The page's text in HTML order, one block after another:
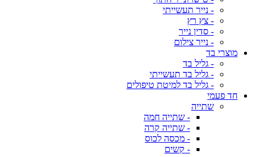
- נייר תעשייתי
- צץ רץ
- סדין נייר
- נייר צילום
מוצרי בד
- גליל בד
- גליל בד תעשייתי
- גליל בד למיטת טיפולים
חד פעמי
שתייה
- שתייה חמה
- שתייה קרה
- מכסה לכוס
- קשים